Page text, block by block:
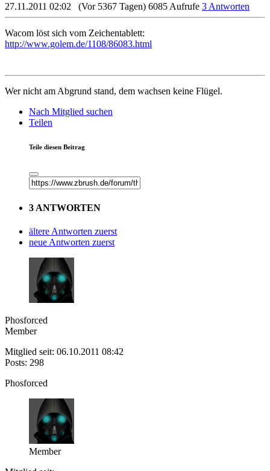
27.11.2011 02:02 (Vor 5367 Tagen) 6085 Aufrufe 3 Antworten
Wacom löst sich vom Zeichentablett:
http://www.golem.de/1108/86083.html
Wer nicht am Abgrund stand, dem wachsen keine Flügel.
Nach Mitglied suchen
Teilen
Teile diesen Beitrag
3 ANTWORTEN
ältere Antworten zuerst
neue Antworten zuerst
Phosforced
Member
Mitglied seit: 06.10.2011 08:42
Posts: 298
Phosforced
Member